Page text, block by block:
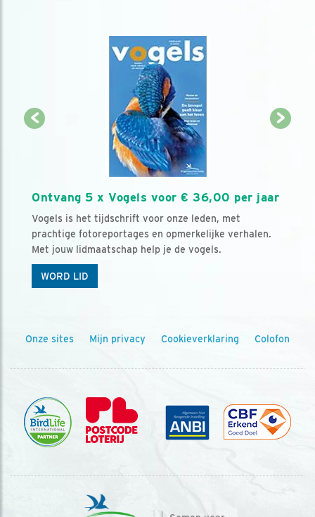
Ontvang 5 x Vogels voor € 36,00 per jaar
Vogels is het tijdschrift voor onze leden, met
prachtige fotoreportages en opmerkelijke verhalen.
Met jouw lidmaatschap help je de vogels.
WORD LID
Onze sites Mijn privacy Cookieverklaring Colofon